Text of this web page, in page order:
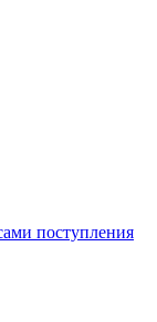
поступления